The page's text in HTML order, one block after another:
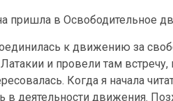
пришла в Освободительное
к движению за
и провели там
Когда я начала
в деятельности движения.